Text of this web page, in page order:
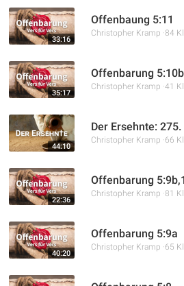
33:16
Offenbaung 5:11
Christopher Kramp 84
35:17
Offenbarung 5:10b
Christopher Kramp 41
44:10
Der Ersehnte:
Christopher Kramp 66
22:36
Offenbarung
Christopher Kramp 81
40:20
Offenbarung 5:9a
Christopher Kramp 65